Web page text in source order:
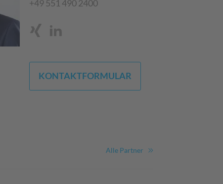
+49 551 490 2400
KONTAKTFORMULAR
Alle Partner